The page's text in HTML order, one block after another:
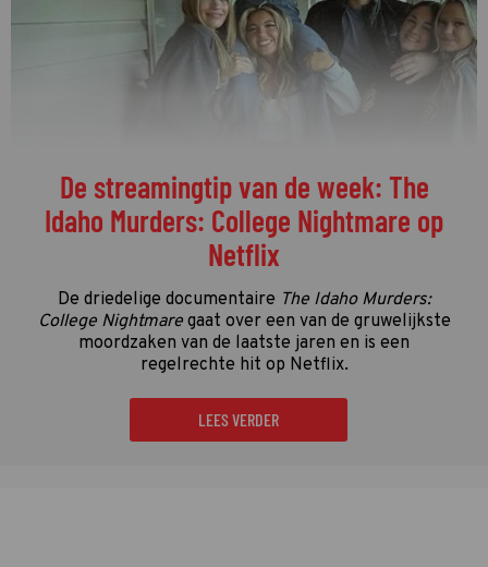
De streamingtip van de week: The
Idaho Murders: College Nightmare op
Netflix
De driedelige documentaire The Idaho Murders:
College Nightmaregaat over een van de gruwelijkste
moordzaken van de laatste jaren en is een
regelrechte hit op Netflix.
LEES VERDER